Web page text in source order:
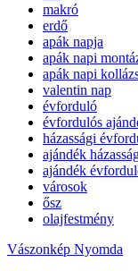
makró
erdő
apák napja
apák napi
apák napi
valentin nap
évforduló
évfordulós
házassági
ajándék
ajándék
városok
ősz
olajfestmény
Vászonkép Nyomda